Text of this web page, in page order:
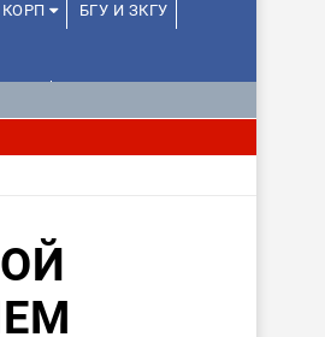
БГУ И ЗКГУ